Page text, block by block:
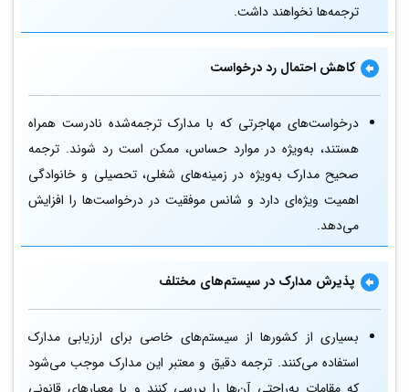
ترجمه‌ها نخواهند داشت.
کاهش احتمال رد درخواست
درخواست‌های مهاجرتی که با مدارک ترجمه‌شده نادرست همراه
هستند، به‌ویژه در موارد حساس، ممکن است رد شوند. ترجمه
صحیح مدارک به‌ویژه در زمینه‌های شغلی، تحصیلی و خانوادگی
اهمیت ویژه‌ای دارد و شانس موفقیت در درخواست‌ها را افزایش
می‌دهد.
پذیرش مدارک در سیستم‌های مختلف
بسیاری از کشورها از سیستم‌های خاصی برای ارزیابی مدارک
استفاده می‌کنند. ترجمه دقیق و معتبر این مدارک موجب می‌شود